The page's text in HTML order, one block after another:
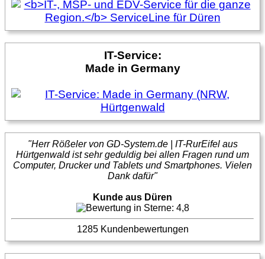
IT-Service:
Made in Germany
"Herr Rößeler von GD-System.de | IT-RurEifel aus
Hürtgenwald ist sehr geduldig bei allen Fragen rund um
Computer, Drucker und Tablets und Smartphones. Vielen
Dank dafür"
Kunde aus Düren
1285 Kundenbewertungen